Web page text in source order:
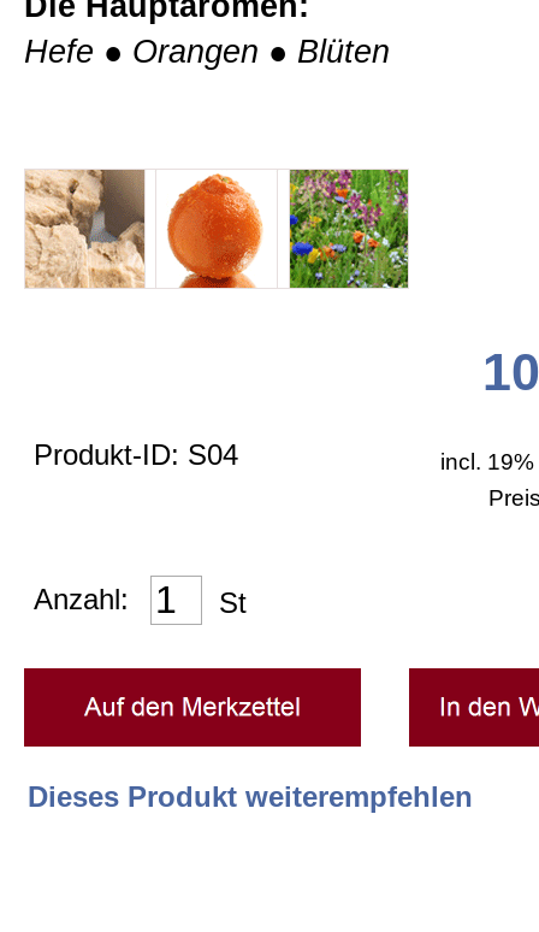
Kontakt
Zahlungsarten
Bestellformular
AGB
Datenschutz
Hefe ● Orangen ● Blüten
Produkt-ID: S04
incl.
Anzahl: St
Dieses Produkt weiterempfehlen